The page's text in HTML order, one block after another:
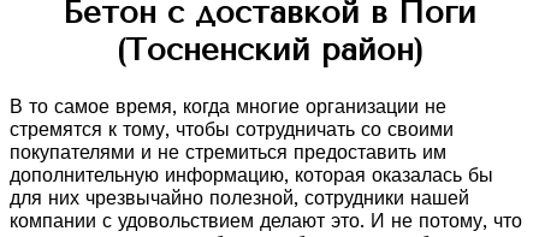
Бетон с доставкой в Поги
(Тосненский район)
В то самое время, когда многие организации не
стремятся к тому, чтобы сотрудничать со своими
покупателями и не стремиться предоставить им
дополнительную информацию, которая оказалась бы
для них чрезвычайно полезной, сотрудники нашей
компании с удовольствием делают это. И не потому, что